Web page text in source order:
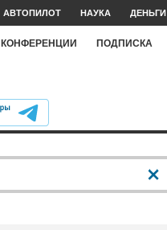
АВТОПИЛОТ НАУКА ДЕНЬГИ
КОНФЕРЕНЦИИ ПОДПИСКА